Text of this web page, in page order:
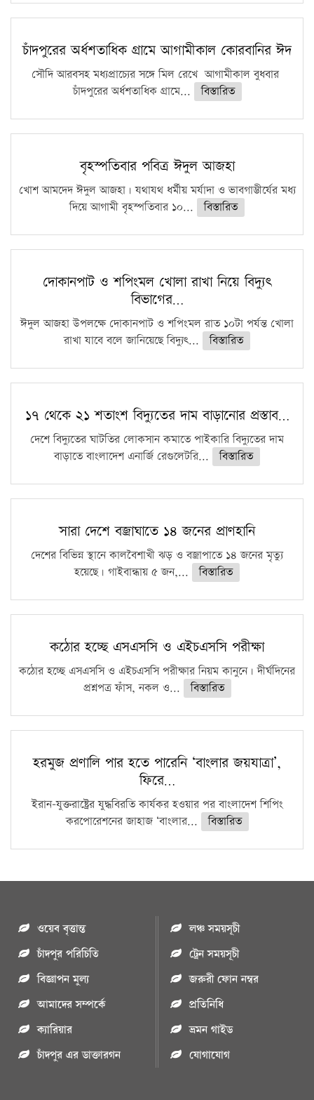
চাঁদপুরের অর্ধশতাধিক গ্রামে আগামীকাল কোরবানির ঈদ
সৌদি আরবসহ মধ্যপ্রাচ্যের সঙ্গে মিল রেখে আগামীকাল বুধবার
চাঁদপুরের অর্ধশতাধিক গ্রামে...
বিস্তারিত
বৃহস্পতিবার পবিত্র ঈদুল আজহা
খোশ আমদেদ ঈদুল আজহা। যথাযথ ধর্মীয় মর্যাদা ও ভাবগাম্ভীর্যের মধ্য
দিয়ে আগামী বৃহস্পতিবার ১০...
বিস্তারিত
দোকানপাট ও শপিংমল খোলা রাখা নিয়ে বিদ্যুৎ
বিভাগের…
ঈদুল আজহা উপলক্ষে দোকানপাট ও শপিংমল রাত ১০টা পর্যন্ত খোলা
রাখা যাবে বলে জানিয়েছে বিদ্যুৎ...
বিস্তারিত
১৭ থেকে ২১ শতাংশ বিদ্যুতের দাম বাড়ানোর প্রস্তাব…
দেশে বিদ্যুতের ঘাটতির লোকসান কমাতে পাইকারি বিদ্যুতের দাম
বাড়াতে বাংলাদেশ এনার্জি রেগুলেটরি...
বিস্তারিত
সারা দেশে বজ্রাঘাতে ১৪ জনের প্রাণহানি
দেশের বিভিন্ন স্থানে কালবৈশাখী ঝড় ও বজ্রাপাতে ১৪ জনের মৃত্যু
হয়েছে। গাইবান্ধায় ৫ জন,...
বিস্তারিত
কঠোর হচ্ছে এসএসসি ও এইচএসসি পরীক্ষা
কঠোর হচ্ছে এসএসসি ও এইচএসসি পরীক্ষার নিয়ম কানুনে। দীর্ঘদিনের
প্রশ্নপত্র ফাঁস, নকল ও...
বিস্তারিত
হরমুজ প্রণালি পার হতে পারেনি ‘বাংলার জয়যাত্রা’,
ফিরে…
ইরান-যুক্তরাষ্ট্রের যুদ্ধবিরতি কার্যকর হওয়ার পর বাংলাদেশ শিপিং
করপোরেশনের জাহাজ ‘বাংলার...
বিস্তারিত
ওয়েব বৃত্তান্ত
চাঁদপুর পরিচিতি
বিজ্ঞাপন মুল্য
আমাদের সম্পর্কে
ক্যারিয়ার
চাঁদপুর এর ডাক্তারগন
লঞ্চ সময়সূচী
ট্রেন সময়সূচী
জরুরী ফোন নম্বর
প্রতিনিধি
ভ্রমন গাইড
যোগাযোগ